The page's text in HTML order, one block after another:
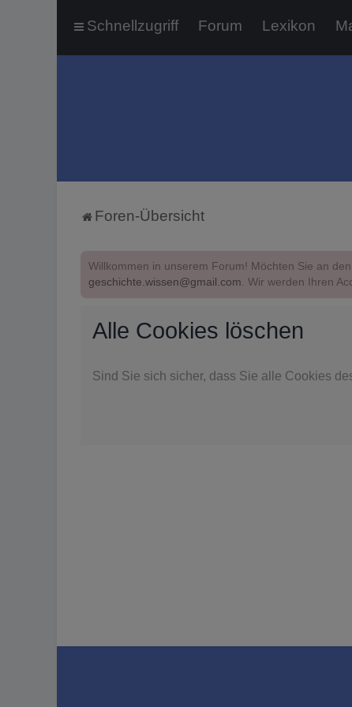
Schnellzugriff Forum Lexikon
Foren-Übersicht
Willkommen in unserem Forum! Möchten Sie an
geschichte.wissen@gmail.com. Wir werden Ihren
Alle Cookies löschen
Sind Sie sich sicher, dass Sie alle Cookies